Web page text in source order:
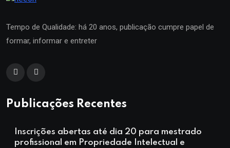
Tempo de Qualidade: há 20 anos, publicação cumpre papel de
formar, informar e entreter
Publicações Recentes
Inscrições abertas até dia 20 para mestrado
profissional em Propriedade Intelectual e